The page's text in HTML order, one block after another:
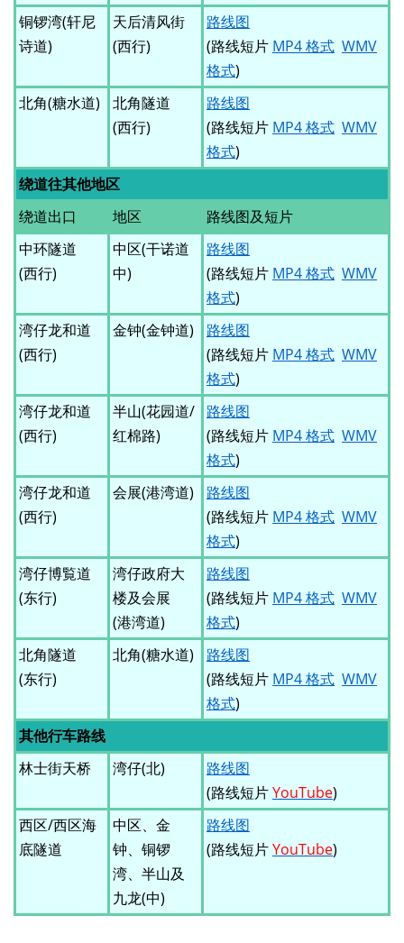
铜锣湾(轩尼
诗道)
天后清风街
(西行)
路线图
(路线短片 MP4 格式 WMV
格式)
北角(糖水道)
北角隧道
(西行)
路线图
(路线短片 MP4 格式 WMV
格式)
绕道往其他地区
绕道出口
地区
路线图及短片
中环隧道
(西行)
中区(干诺道
中)
路线图
(路线短片 MP4 格式 WMV
格式)
湾仔龙和道
(西行)
金钟(金钟道)
路线图
(路线短片 MP4 格式 WMV
格式)
湾仔龙和道
(西行)
半山(花园道/
红棉路)
路线图
(路线短片 MP4 格式 WMV
格式)
湾仔龙和道
(西行)
会展(港湾道)
路线图
(路线短片 MP4 格式 WMV
格式)
湾仔博覧道
(东行)
湾仔政府大
楼及会展
(港湾道)
路线图
(路线短片 MP4 格式 WMV
格式)
北角隧道
(东行)
北角(糖水道)
路线图
(路线短片 MP4 格式 WMV
格式)
其他行车路线
林士街天桥
湾仔(北)
路线图
(路线短片YouTube)
西区/西区海
底隧道
中区、金
钟、铜锣
湾、半山及
九龙(中)
路线图
(路线短片YouTube)